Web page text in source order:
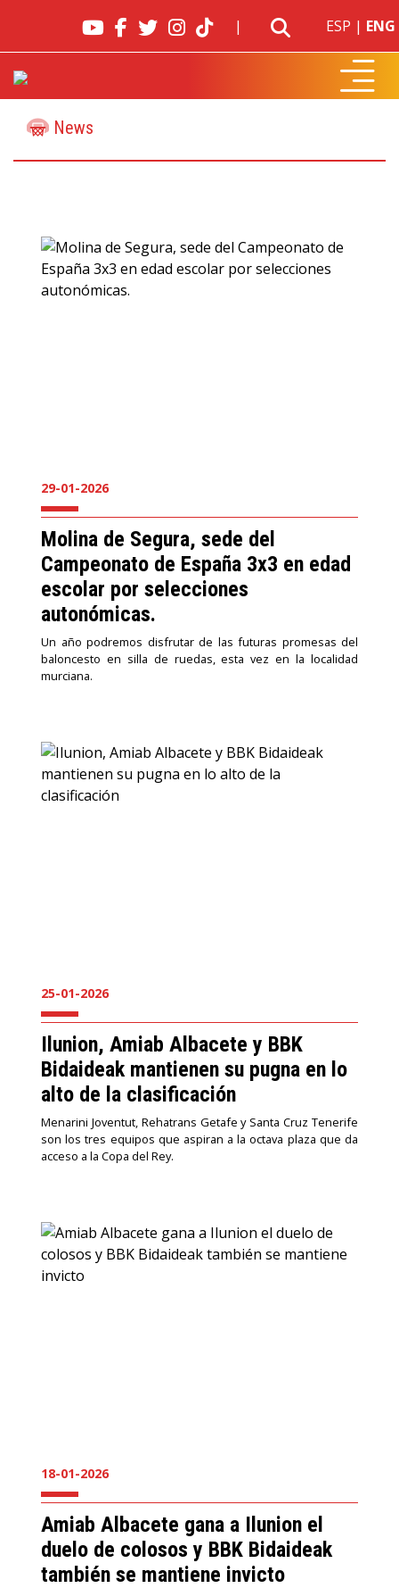
| ESP | ENG
News
29-01-2026
Molina de Segura, sede del
Campeonato de España 3x3 en edad
escolar por selecciones
autonómicas.
Un año podremos disfrutar de las futuras promesas del
baloncesto en silla de ruedas, esta vez en la localidad
murciana.
25-01-2026
Ilunion, Amiab Albacete y BBK
Bidaideak mantienen su pugna en lo
alto de la clasificación
Menarini Joventut, Rehatrans Getafe y Santa Cruz Tenerife
son los tres equipos que aspiran a la octava plaza que da
acceso a la Copa del Rey.
18-01-2026
Amiab Albacete gana a Ilunion el
duelo de colosos y BBK Bidaideak
también se mantiene invicto